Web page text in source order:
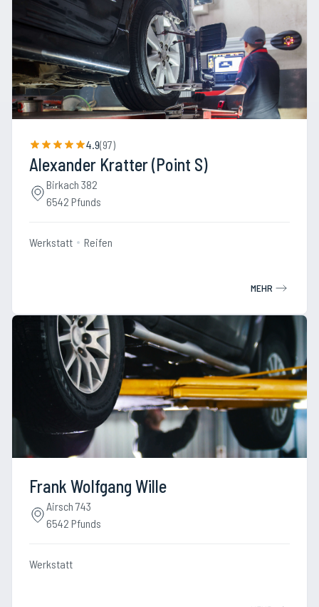
4.9(97)
Alexander Kratter (Point S)
Birkach 382
6542 Pfunds
Werkstatt Reifen
MEHR
Frank Wolfgang Wille
Airsch 743
6542 Pfunds
Werkstatt